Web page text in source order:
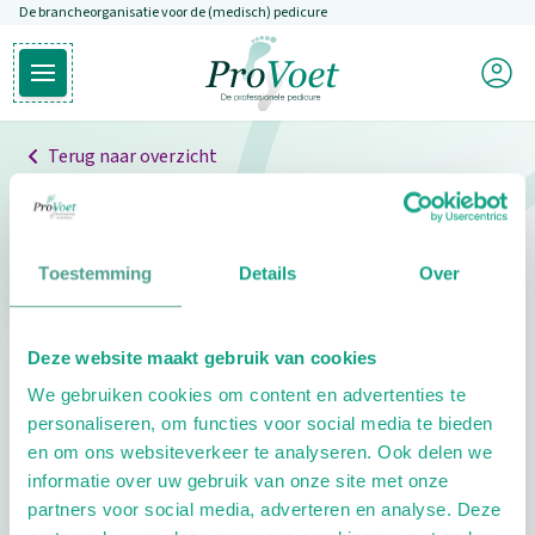
Toestemming Details Over
Deze website maakt gebruik van cookies
We gebruiken cookies om content en advertenties te
personaliseren, om functies voor social media te bieden
en om ons websiteverkeer te analyseren. Ook delen we
informatie over uw gebruik van onze site met onze
partners voor social media, adverteren en analyse. Deze
Overslaan en naar de inhoud gaan
De brancheorganisatie voor de (medisch) pedicure
Open hoofdmenu
Ga naar de homepagina
Mijn
Terug naar overzicht
Professionals
Pedicure niet gevonden
pedicure.